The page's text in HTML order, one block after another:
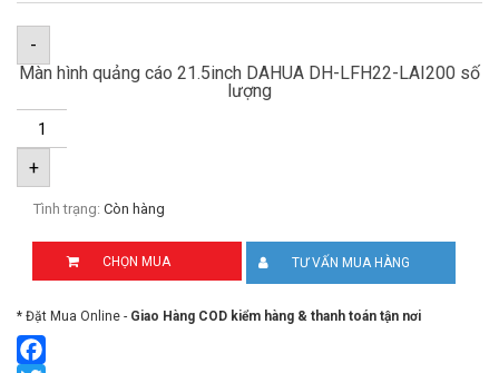
-
Màn hình quảng cáo 21.5inch DAHUA DH-LFH22-LAI200 số
lượng
+
Tình trạng: Còn hàng
CHỌN MUA TƯ VẤN MUA HÀNG
* Đặt Mua Online - Giao Hàng COD kiểm hàng & thanh toán tận nơi